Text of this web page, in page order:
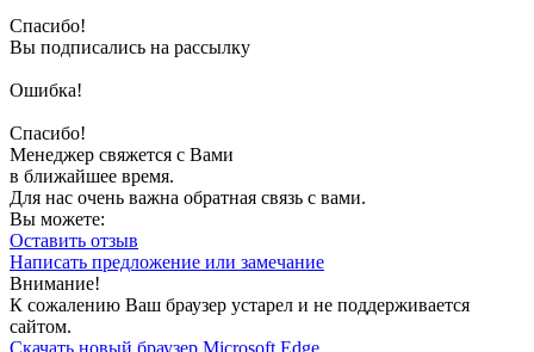
Спасибо!
Вы подписались на рассылку
Ошибка!
Спасибо!
Менеджер свяжется с Вами
в ближайшее время.
Для нас очень важна обратная связь с вами.
Вы можете:
Оставить отзыв
Написать предложение или замечание
Внимание!
К сожалению Ваш браузер устарел и не поддерживается
сайтом.
Скачать новый браузер Microsoft Edge